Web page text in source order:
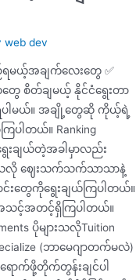
web dev
ရမယ့်အချက်လေးတွေ ✅
စိတ်ချမယ့် နိုင်ငံရွေးတာ
ရပါမယ်။ အချို့တွေဆို ကိုယ့်ရဲ့
ပါတယ်။ Ranking
ေးချယ်တဲ့အခါမှာလည်း
ရှိသလို ဈေးသက်သက်သာသာနဲ့
တွေကိုရွေးချယ်ကြပါတယ်။
အသင့်အတင့်ရှိကြပါတယ်။
ပိုများသလိုTuition
(ဘာမေဂျာတက်မလဲ)
ာက်ဖို့တိုက်တွန်းချင်ပါ